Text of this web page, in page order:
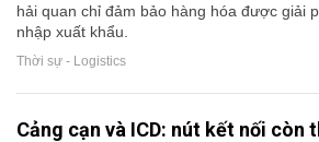
hải quan chỉ đảm bảo hàng hóa được giải
nhập xuất khẩu.
Thời sự - Logistics
Cảng cạn và ICD: nút kết nối còn